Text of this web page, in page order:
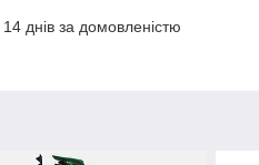
днів за домовленістю